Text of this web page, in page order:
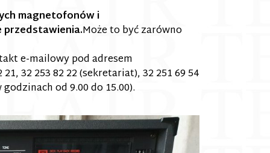
magnetofonów i
Może to być zarówno
e-mailowy pod adresem
32 253 82 22 (sekretariat), 32 251 69 54
od 9.00 do 15.00).